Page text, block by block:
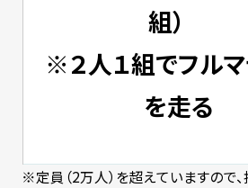
組）
※２人１組でフル
を走る
※定員（2万人）を超えていますので、